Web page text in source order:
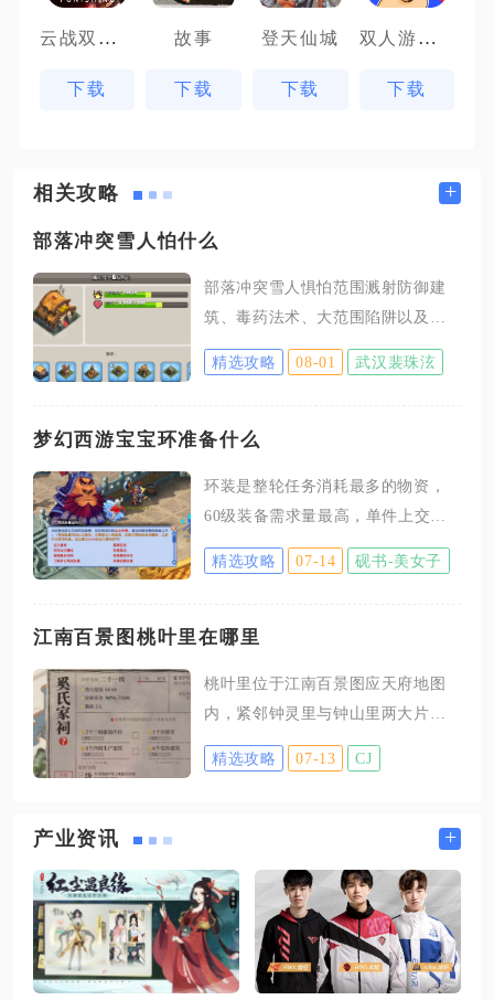
云战双帕弥什
下载
故事
下载
登天仙城
下载
双人游戏场
下载
相关攻略 +
部落冲突雪人怕什么
部落冲突雪人惧怕范围溅射防御建
筑、毒药法术、大范围陷阱以及空
军援军，多重克制手段搭配使用可
完全瓦解雪人推进流派。雪人自身
量小雪人协同作战，单目标伤害很
能同时打击大雪人和成群小雪人，
从根源削弱这套兵种的输出能力。
鹰炮会优先锁定场上血量最高的大
裂足够小雪人就被击杀；法师塔、
炸弹塔的持续范围伤害能快速清理
扎堆的小雪人，断掉雪人流派的主
精选攻略 08-01 武汉裴珠泫
梦幻西游宝宝环准备什么
环装是整轮任务消耗最多的物资，
60级装备需求量最高，单件上交可
以获得2点积分，70级装备上交可获
得3点积分，这两类环装可以借助古
入手，也可以在摆摊区蹲守低价货
备用。80级环装单次上交能够拿到5
点积分，属于冲刺高分的核心道
具，这类装备价格偏高，只需要预
花卉与乐器统一给到4点任务积分，
玫瑰、竖琴、编钟属于高价品类，
萧、钹这类低成本乐器可以多囤
积，平时完成抓鬼任务
精选攻略 07-14 砚书-美女子
江南百景图桃叶里在哪里
桃叶里位于江南百景图应天府地图
内，紧邻钟灵里与钟山里两大片
区，是应天府中后期解锁的拓展地
块，并非苏州府、桃花源或桃花村
区域，实际查找时只需打开应天府
动，就能在钟山里左侧看到标注桃
叶里的迷雾地块。该地块以古代桃
叶渡典故命名，自带临河渡口地
形，整片区域河道交错，土地划分
精选攻略 07-13 CJ
产业资讯 +